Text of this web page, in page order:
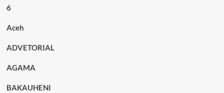
6
Aceh
ADVETORIAL
AGAMA
BAKAUHENI